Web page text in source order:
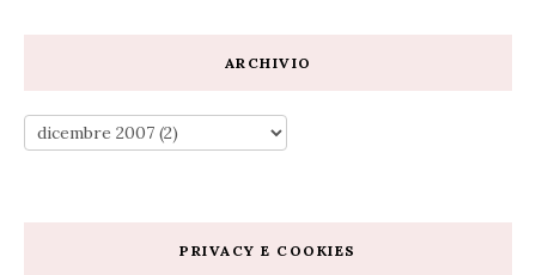
ARCHIVIO
PRIVACY E COOKIES